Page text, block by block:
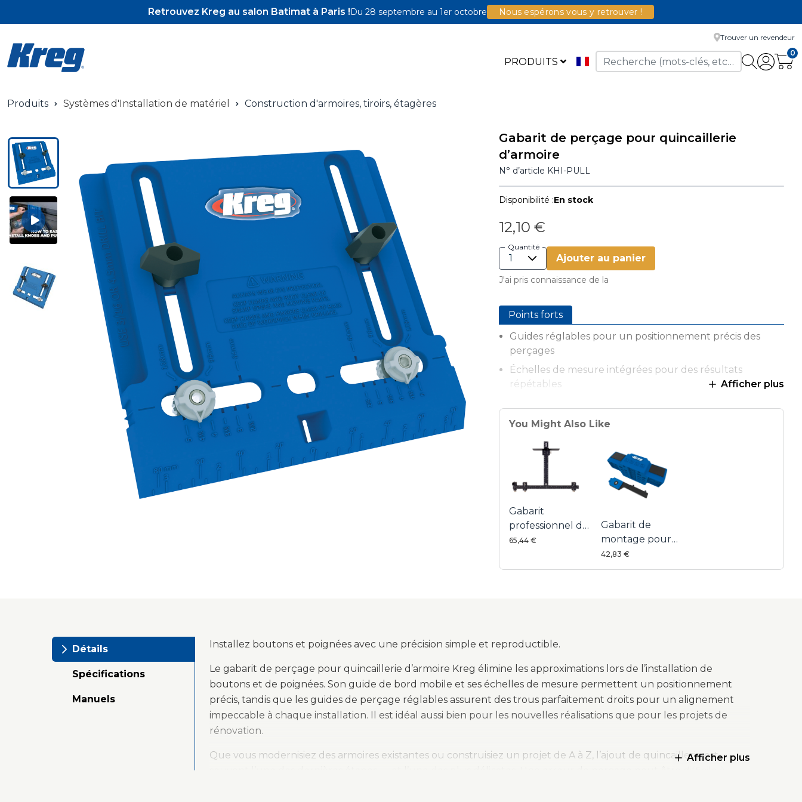
Retrouvez Kreg au salon Batimat à Paris !Du 28 septembre au 1er octobre Nous espérons vous y retrouver !
PRODUITS
Vis et tourillons Pocket-Hole
Trouver un revendeur
0
Produits Systèmes d'Installation de matériel Construction d'armoires, tiroirs, étagères
Gabarit de perçage pour quincaillerie
d’armoire
N° d’article KHI-PULL
Disponibilité :En stock
12,10 €
Quantité
Ajouter au panier
J'ai pris connaissance de la
Points forts
Guides réglables pour un positionnement précis des
perçages
Échelles de mesure intégrées pour des résultats
répétables
un ou plusieurs points de fixation
Matériaux robustes et légers pour une manipulation
Guides de perçage en acier trempé pour une durabilité
Afficher plus
You Might Also Like
Gabarit
professionnel de
perçage pour
d’armoire
65,44 €
Gabarit de
montage pour
portes d’armoire
42,83 €
Détails
Spécifications
Manuels
Installez boutons et poignées avec une précision simple et reproductible.
Le gabarit de perçage pour quincaillerie d’armoire Kreg élimine les approximations lors de l’installation de
boutons et de poignées. Son guide de bord mobile et ses échelles de mesure permettent un positionnement
précis, tandis que les guides de perçage réglables assurent des trous parfaitement droits pour un alignement
impeccable à chaque installation. Il est idéal aussi bien pour les nouvelles réalisations que pour les projets de
rénovation.
Que vous modernisiez des armoires existantes ou construisiez un projet de A à Z, l’ajout de quincaillerie estAfficher plus